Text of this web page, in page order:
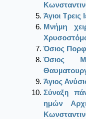
Άγιοι Τρεις
Μνήμη
Όσιος
Όσιος
Άγιος
Σύναξη
ημών